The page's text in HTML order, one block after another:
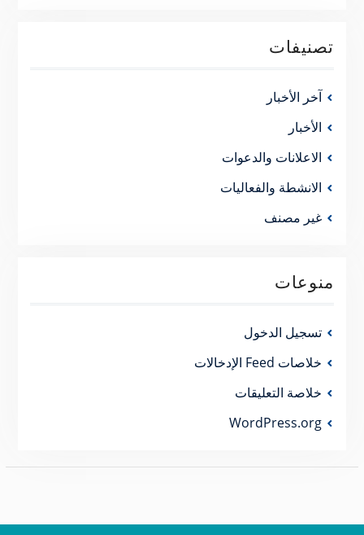
تصنيفات
آخر الأخبار
الأخبار
الاعلانات والدعوات
الانشطة والفعاليات
غير مصنف
منوعات
تسجيل الدخول
خلاصات Feed الإدخالات
خلاصة التعليقات
WordPress.org